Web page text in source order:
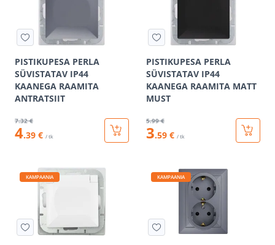
PISTIKUPESA PERLA
SÜVISTATAV IP44
KAANEGA RAAMITA
ANTRATSIIT
7.32 €
4.39 € / tk
PISTIKUPESA PERLA
SÜVISTATAV IP44
KAANEGA RAAMITA MATT
MUST
5.99 €
3.59 € / tk
KAMPAANIA KAMPAANIA